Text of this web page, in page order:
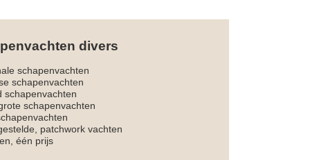
divers
schapenvachten
schapenvachten
schapenvachten
schapenvachten
patchwork vachten
één prijs